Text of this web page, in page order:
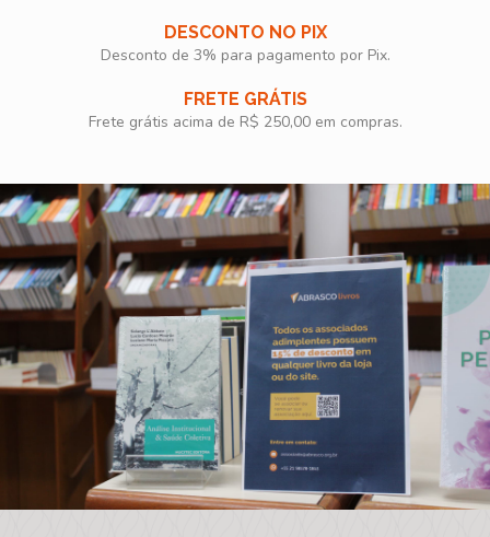
DESCONTO NO PIX
Desconto de 3% para pagamento por Pix.
FRETE GRÁTIS
Frete grátis acima de R$ 250,00 em compras.